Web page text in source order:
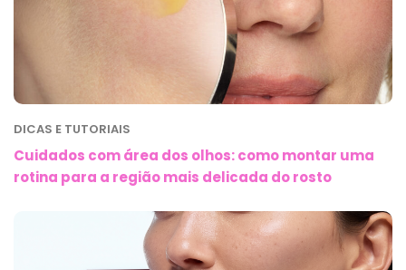
DICAS E TUTORIAIS
Cuidados com área dos olhos: como montar uma
rotina para a região mais delicada do rosto